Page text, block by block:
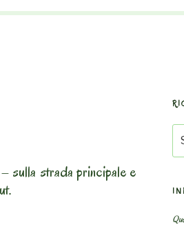
sulla strada principale e
for: